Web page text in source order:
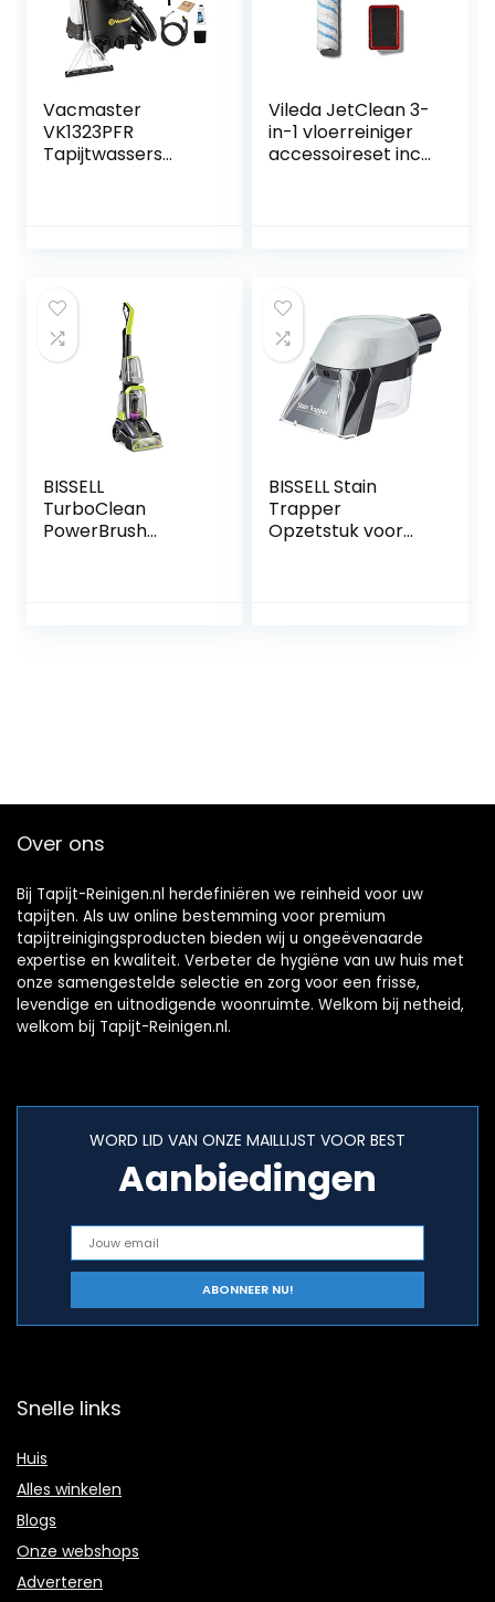
Vacmaster
VK1323PFR
Tapijtwassers
Reinigingsformule
en Accessoires |
1300W
Vileda JetClean 3-
in-1 vloerreiniger
accessoireset incl.
BISSELL
TurboClean
PowerBrush
BISSELL Stain
Trapper
Opzetstuk voor
Over ons
Bij Tapijt-Reinigen.nl herdefiniëren we reinheid voor uw
tapijten. Als uw online bestemming voor premium
tapijtreinigingsproducten bieden wij u ongeëvenaarde
expertise en kwaliteit. Verbeter de hygiëne van uw huis met
onze samengestelde selectie en zorg voor een frisse,
levendige en uitnodigende woonruimte. Welkom bij netheid,
welkom bij Tapijt-Reinigen.nl.
WORD LID VAN ONZE MAILLIJST VOOR BEST
Aanbiedingen
Snelle links
Huis
Alles winkelen
Blogs
Onze webshops
Adverteren